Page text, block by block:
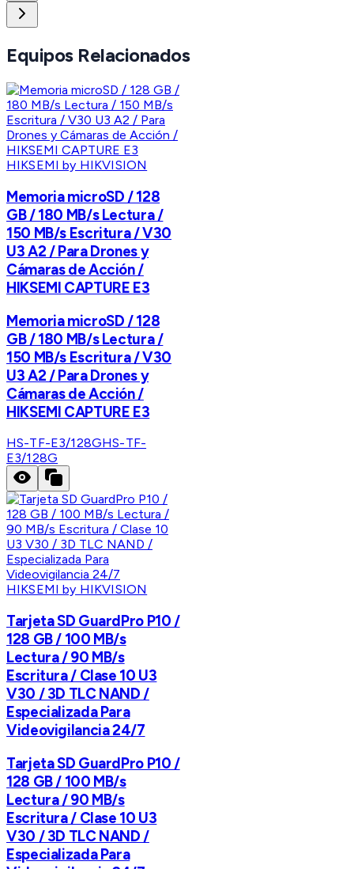
Equipos Relacionados
HIKSEMI by HIKVISION
Memoria microSD / 128
GB / 180 MB/s Lectura /
150 MB/s Escritura / V30
U3 A2 / Para Drones y
Cámaras de Acción /
HIKSEMI CAPTURE E3
Memoria microSD / 128
GB / 180 MB/s Lectura /
150 MB/s Escritura / V30
U3 A2 / Para Drones y
Cámaras de Acción /
HIKSEMI CAPTURE E3
HS-TF-E3/128GHS-TF-
E3/128G
HIKSEMI by HIKVISION
Tarjeta SD GuardPro P10 /
128 GB / 100 MB/s
Lectura / 90 MB/s
Escritura / Clase 10 U3
V30 / 3D TLC NAND /
Especializada Para
Videovigilancia 24/7
Tarjeta SD GuardPro P10 /
128 GB / 100 MB/s
Lectura / 90 MB/s
Escritura / Clase 10 U3
V30 / 3D TLC NAND /
Especializada Para